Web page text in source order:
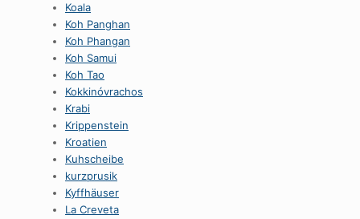
Koala
Koh Panghan
Koh Phangan
Koh Samui
Koh Tao
Kokkinóvrachos
Krabi
Krippenstein
Kroatien
Kuhscheibe
kurzprusik
Kyffhäuser
La Creveta